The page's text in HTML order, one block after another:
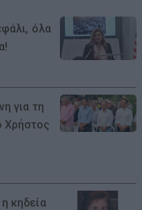
όλα
για τη
κηδεία